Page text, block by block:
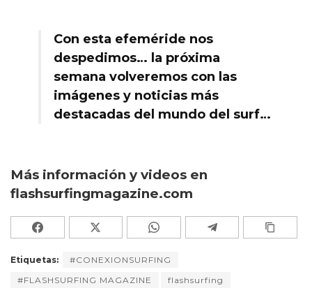
Con esta efeméride nos
despedimos… la próxima
semana volveremos con las
imágenes y noticias más
destacadas del mundo del surf…
Más información y videos en
flashsurfingmagazine.com
Etiquetas:
#CONEXIONSURFING
#FLASHSURFING MAGAZINE
flashsurfing